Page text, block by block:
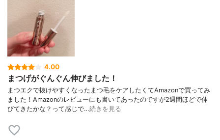
4.00
まつげがぐんぐん伸びました！
まつエクで抜けやすくなったまつ毛をケアしたくてAmazonで買ってみ
ました！Amazonのレビューにも書いてあったのですが2週間ほどで伸
びてきたかな？って感じで…続きを見る